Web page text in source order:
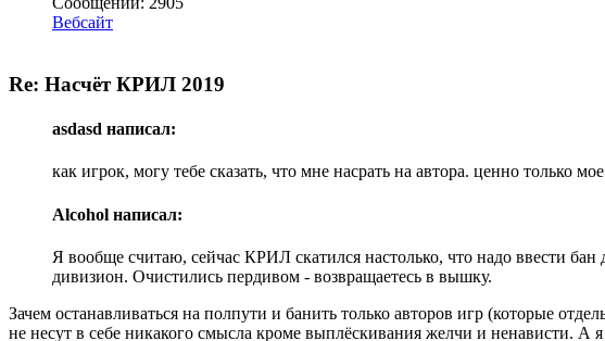
Вебсайт
Re: Насчёт КРИЛ 2019
asdasd написал:
как игрок, могу тебе сказать, что мне насрать на автора. ценно только
Alcohol написал:
Я вообще считаю, сейчас КРИЛ скатился настолько, что надо ввести
дивизион. Очистились пердивом - возвращаетесь в вышку.
Зачем останавливаться на полпути и банить только авторов игр (которые
не несут в себе никакого смысла кроме выплёскивания желчи и ненависти. А